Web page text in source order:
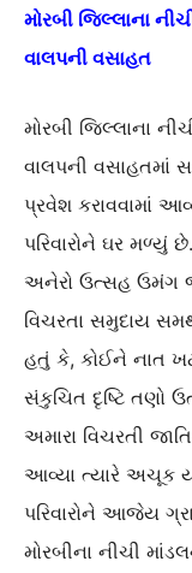
મોરબી જિલ્લાના
વાલપની વસાહત
મોરબી જિલ્લાના
વાલપની વસાહતમાં
પ્રવેશ કરાવવામાં
પરિવારોને ઘર મળ્યું
અનેરો ઉત્સહ ઉમંગ
વિચરતા સમુદાય
હતું કે, કોઈને નાત
સંકુચિત દૃષ્ટિ તણો
અમારા વિચરતી
આવ્યા ત્યારે અચૂક
પરિવારોને આજેય
મોરબીના નીચી